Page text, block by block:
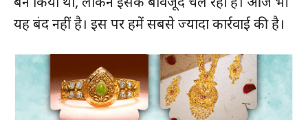
यह बंद नहीं है। इस पर हमें सबसे ज्यादा कार्रवाई की है।